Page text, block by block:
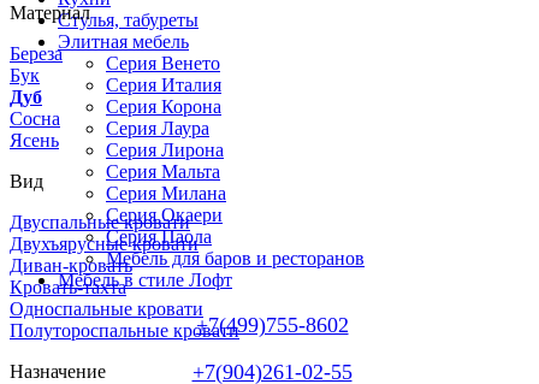
Стулья, табуреты
Элитная мебель
Серия Венето
Серия Италия
Серия Корона
Серия Лаура
Серия Лирона
Серия Мальта
Серия Милана
Серия Окаери
Серия Паола
Мебель для баров и ресторанов
Мебель в стиле Лофт
+7(499)755-8602
+7(904)261-02-55
Материал
Береза
Бук
Дуб
Сосна
Ясень
Вид
Двуспальные кровати
Двухъярусные кровати
Диван-кровать
Кровать-тахта
Односпальные кровати
Полутороспальные кровати
Назначение